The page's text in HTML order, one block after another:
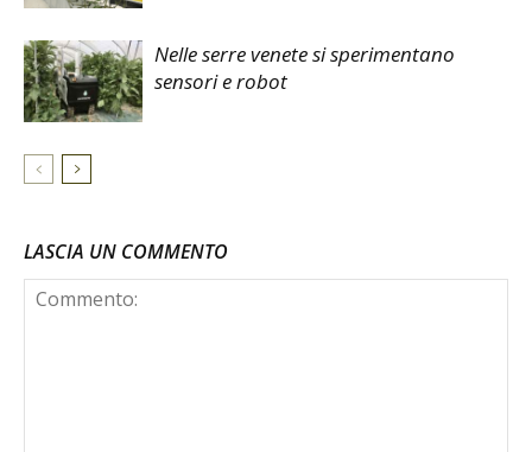
Nelle serre venete si sperimentano
sensori e robot
LASCIA UN COMMENTO